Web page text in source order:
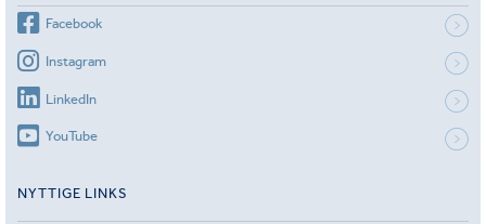
Facebook
Instagram
LinkedIn
YouTube
NYTTIGE LINKS